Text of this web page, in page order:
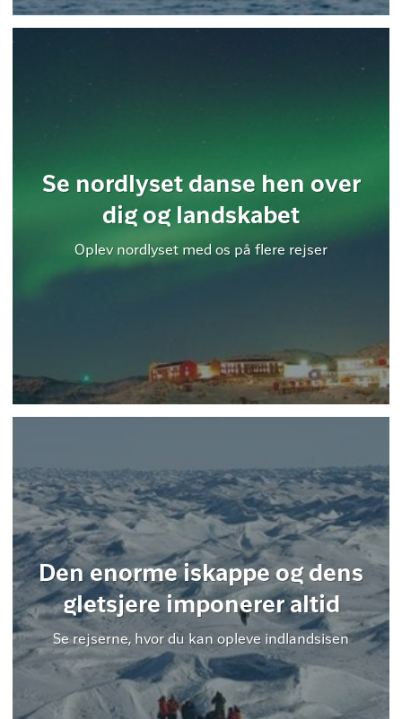
Se nordlyset danse hen over
dig og landskabet
Oplev nordlyset med os på flere rejser
Den enorme iskappe og dens
gletsjere imponerer altid
Se rejserne, hvor du kan opleve indlandsisen